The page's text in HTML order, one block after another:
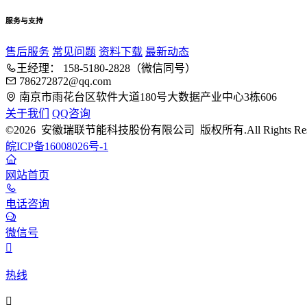
服务与支持
售后服务 常见问题 资料下载 最新动态
王经理： 158-5180-2828（微信同号）
786272872@qq.com
南京市雨花台区软件大道180号大数据产业中心3栋606
关于我们
QQ咨询
©2026 安徽瑞联节能科技股份有限公司 版权所有.All Rights
皖ICP备16008026号-1
网站首页
电话咨询
微信号

热线
